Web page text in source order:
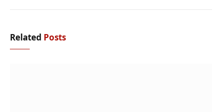
Related Posts